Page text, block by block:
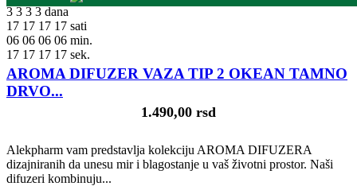
3 3 3 3 dana
17 17 17 17 sati
06 06 06 06 min.
16 16 16 16 sek.
AROMA DIFUZER VAZA TIP 2 OKEAN TAMNO
DRVO...
1.490,00 rsd
Alekpharm vam predstavlja kolekciju AROMA DIFUZERA
dizajniranih da unesu mir i blagostanje u vaš životni prostor. Naši
difuzeri kombinuju...